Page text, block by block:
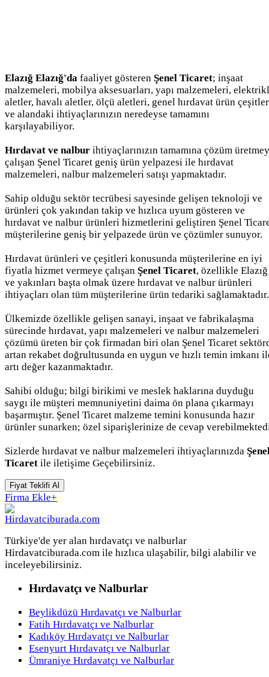
Elazığ Elazığ'da faaliyet gösteren Şenel Ticaret; inşaat
malzemeleri, mobilya aksesuarları, yapı malzemeleri,
aletler, havalı aletler, ölçü aletleri, genel hırdavat ürün
ve alandaki ihtiyaçlarınızın neredeyse tamamını
karşılayabiliyor.
Hırdavat ve nalbur ihtiyaçlarınızın tamamına çözüm
çalışan Şenel Ticaret geniş ürün yelpazesi ile hırdavat
malzemeleri, nalbur malzemeleri satışı yapmaktadır.
Sahip olduğu sektör tecrübesi sayesinde gelişen teknoloji ve
ürünleri çok yakından takip ve hızlıca uyum gösteren ve
hırdavat ve nalbur ürünleri hizmetlerini geliştiren Şenel
müşterilerine geniş bir yelpazede ürün ve çözümler sunuyor.
Hırdavat ürünleri ve çeşitleri konusunda müşterilerine en iyi
fiyatla hizmet vermeye çalışan Şenel Ticaret, özellikle Elazığ
ve yakınları başta olmak üzere hırdavat ve nalbur ürünleri
ihtiyaçları olan tüm müşterilerine ürün tedariki sağlamaktadır.
Ülkemizde özellikle gelişen sanayi, inşaat ve fabrikalaşma
sürecinde hırdavat, yapı malzemeleri ve nalbur malzemeleri
çözümü üreten bir çok firmadan biri olan Şenel Ticaret
artan rekabet doğrultusunda en uygun ve hızlı temin imkanı
artı değer kazanmaktadır.
Sahibi olduğu; bilgi birikimi ve meslek haklarına duyduğu
saygı ile müşteri memnuniyetini daima ön plana çıkarmayı
başarmıştır. Şenel Ticaret malzeme temini konusunda hazır
ürünler sunarken; özel siparişlerinize de cevap
Sizlerde hırdavat ve nalbur malzemeleri ihtiyaçlarınızda
Ticaret ile iletişime Geçebilirsiniz.
Fiyat Teklifi Al
Firma Ekle+
Türkiye'de yer alan hırdavatçı ve nalburlar
Hirdavatciburada.com ile hızlıca ulaşabilir, bilgi alabilir ve
inceleyebilirsiniz.
Hırdavatçı ve Nalburlar
Beylikdüzü Hırdavatçı ve Nalburlar
Fatih Hırdavatçı ve Nalburlar
Kadıköy Hırdavatçı ve Nalburlar
Esenyurt Hırdavatçı ve Nalburlar
Ümraniye Hırdavatçı ve Nalburlar